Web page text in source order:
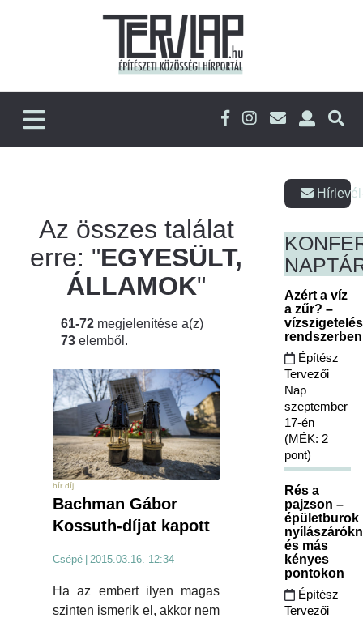
Az összes találat
erre: "EGYESÜLT,
ÁLLAMOK"
61-72 megjelenítése a(z)
73 elemből.
hír díj
Bachman Gábor
Kossuth-díjat kapott
Csépé 2015.03.16. 12:34
Ha az embert ilyen magas
szinten ismerik el, akkor nem
Azért a víz
a zűr? –
Építész
Tervezői
Nap
szeptember
17-én
(MÉK: 2
pont)
Rés a
pajzson –
épületburok
és más
kényes
pontokon
Építész
Tervezői